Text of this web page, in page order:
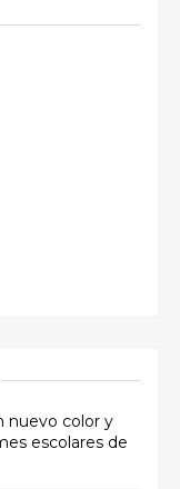
nuevo color y
escolares de